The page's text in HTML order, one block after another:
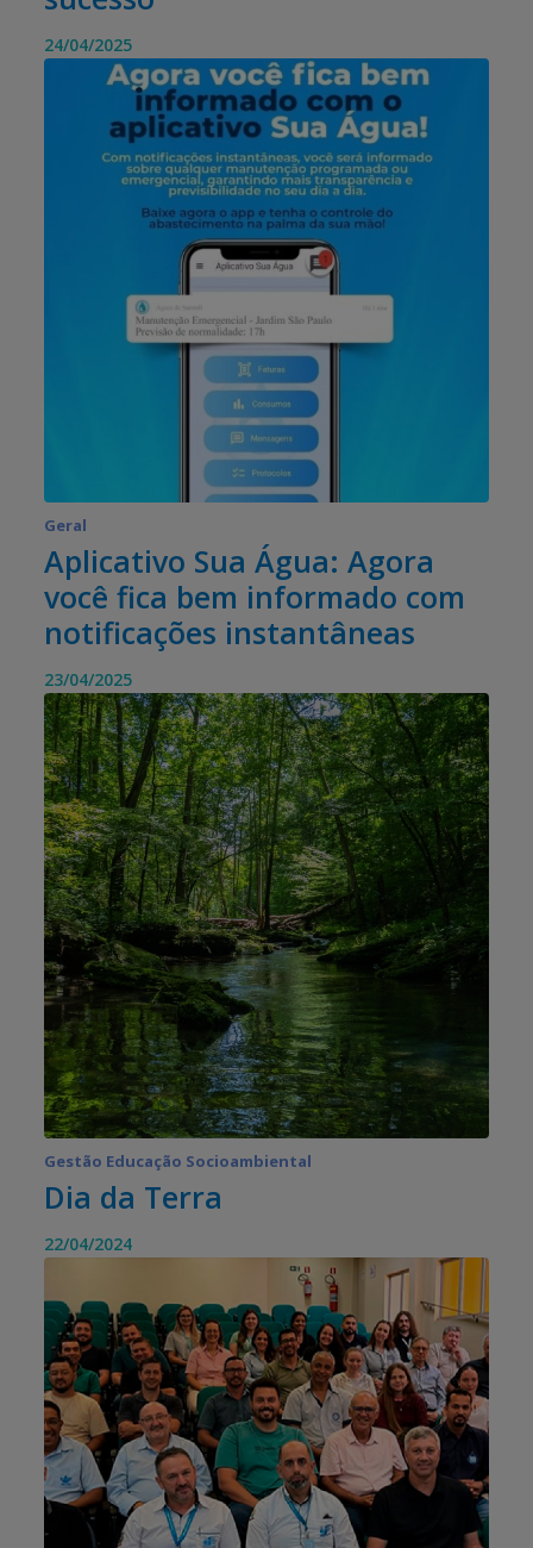
24/04/2025
Geral
Aplicativo Sua Água: Agora
você fica bem informado com
notificações instantâneas
23/04/2025
Gestão Educação Socioambiental
Dia da Terra
22/04/2024